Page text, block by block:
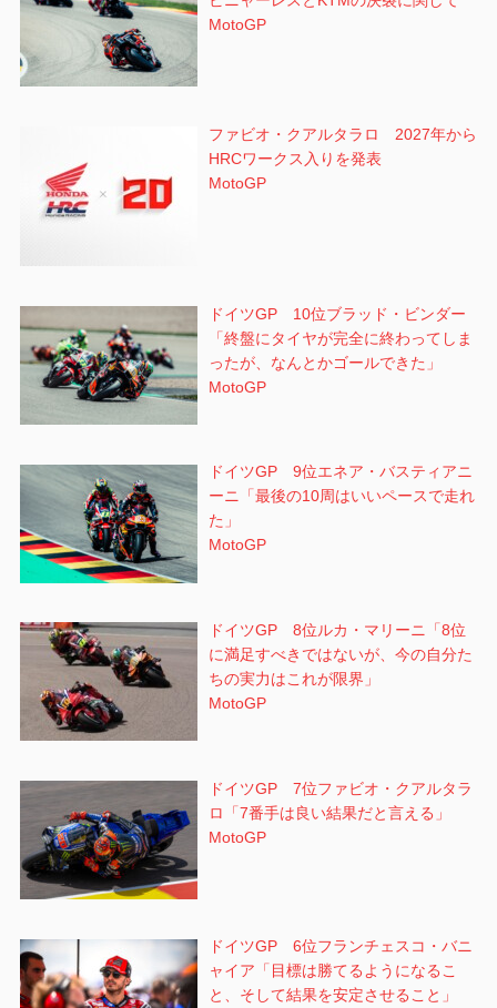
MotoGP
ファビオ・クアルタラロ 2027年から
HRCワークス入りを発表
MotoGP
ドイツGP 10位ブラッド・ビンダー
「終盤にタイヤが完全に終わってしま
ったが、なんとかゴールできた」
MotoGP
ドイツGP 9位エネア・バスティアニ
ーニ「最後の10周はいいペースで走れ
た」
MotoGP
ドイツGP 8位ルカ・マリーニ「8位
に満足すべきではないが、今の自分た
ちの実力はこれが限界」
MotoGP
ドイツGP 7位ファビオ・クアルタラ
ロ「7番手は良い結果だと言える」
MotoGP
ドイツGP 6位フランチェスコ・バニ
ャイア「目標は勝てるようになるこ
と、そして結果を安定させること」